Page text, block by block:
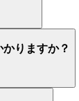
りますか？